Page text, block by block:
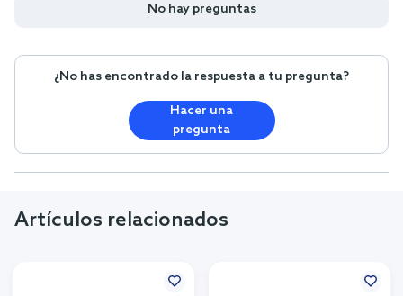
No hay preguntas
¿No has encontrado la respuesta a tu pregunta?
Hacer una
pregunta
Artículos relacionados